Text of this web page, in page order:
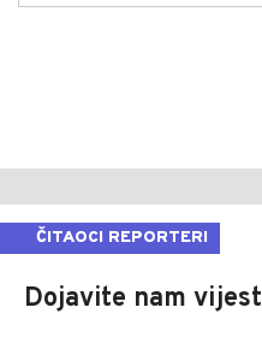
ČITAOCI REPORTERI
Dojavite nam vijest